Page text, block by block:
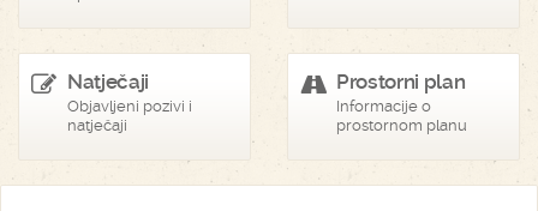
Natječaji
Objavljeni pozivi i
natječaji
Prostorni plan
Informacije o
prostornom planu